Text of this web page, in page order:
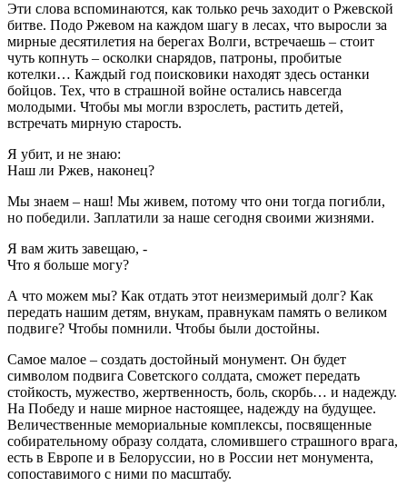
Эти слова вспоминаются, как только речь заходит о Ржевской
битве. Подо Ржевом на каждом шагу в лесах, что выросли за
мирные десятилетия на берегах Волги, встречаешь – стоит
чуть копнуть – осколки снарядов, патроны, пробитые
котелки… Каждый год поисковики находят здесь останки
бойцов. Тех, что в страшной войне остались навсегда
молодыми. Чтобы мы могли взрослеть, растить детей,
встречать мирную старость.
Я убит, и не знаю:
Наш ли Ржев, наконец?
Мы знаем – наш! Мы живем, потому что они тогда погибли,
но победили. Заплатили за наше сегодня своими жизнями.
Я вам жить завещаю, -
Что я больше могу?
А что можем мы? Как отдать этот неизмеримый долг? Как
передать нашим детям, внукам, правнукам память о великом
подвиге? Чтобы помнили. Чтобы были достойны.
Самое малое – создать достойный монумент. Он будет
символом подвига Советского солдата, сможет передать
стойкость, мужество, жертвенность, боль, скорбь… и надежду.
На Победу и наше мирное настоящее, надежду на будущее.
Величественные мемориальные комплексы, посвященные
собирательному образу солдата, сломившего страшного врага,
есть в Европе и в Белоруссии, но в России нет монумента,
сопоставимого с ними по масштабу.